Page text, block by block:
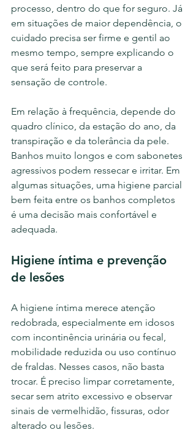
processo, dentro do que for seguro. Já
em situações de maior dependência, o
cuidado precisa ser firme e gentil ao
mesmo tempo, sempre explicando o
que será feito para preservar a
sensação de controle.
Em relação à frequência, depende do
quadro clínico, da estação do ano, da
transpiração e da tolerância da pele.
Banhos muito longos e com sabonetes
agressivos podem ressecar e irritar. Em
algumas situações, uma higiene parcial
bem feita entre os banhos completos
é uma decisão mais confortável e
adequada.
Higiene íntima e prevenção
de lesões
A higiene íntima merece atenção
redobrada, especialmente em idosos
com incontinência urinária ou fecal,
mobilidade reduzida ou uso contínuo
de fraldas. Nesses casos, não basta
trocar. É preciso limpar corretamente,
secar sem atrito excessivo e observar
sinais de vermelhidão, fissuras, odor
alterado ou lesões.